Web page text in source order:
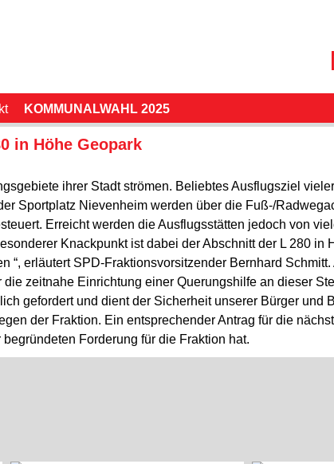
KOMMUNALWAHL 2025
in Höhe Geopark
ihrer Stadt strömen. Beliebtes Ausflugsziel
Sportplatz Nievenheim werden über die Fuß-/
Erreicht werden die Ausflugsstätten jedoch von
Knackpunkt ist dabei der Abschnitt der L 280 in
erläutert SPD-Fraktionsvorsitzender Bernhard Schmitt.
zeitnahe Einrichtung einer Querungshilfe an dieser
gefordert und dient der Sicherheit unserer Bürger und
der Fraktion. Ein entsprechender Antrag für die
Forderung für die Fraktion hat.